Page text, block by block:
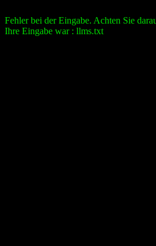
Fehler bei der Eingabe. Achten Sie
Ihre Eingabe war : llms.txt